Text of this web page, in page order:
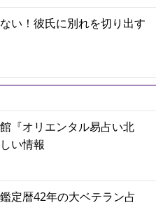
い！彼氏に別れを切り出す
『オリエンタル易占い北
い情報
定暦42年の大ベテラン占